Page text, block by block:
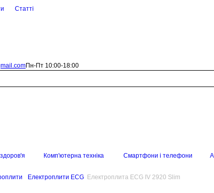
Статті
Пн-Пт 10:00-18:00
Комп'ютерна техніка Смартфони і телефони
Електроплити ECG Електроплита ECG IV 2920 Slim